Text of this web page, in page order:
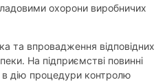
охорони виробничих
та впровадження відповідних
На підприємстві повинні
в дію процедури контролю